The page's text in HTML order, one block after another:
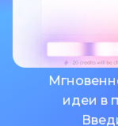
идеи в